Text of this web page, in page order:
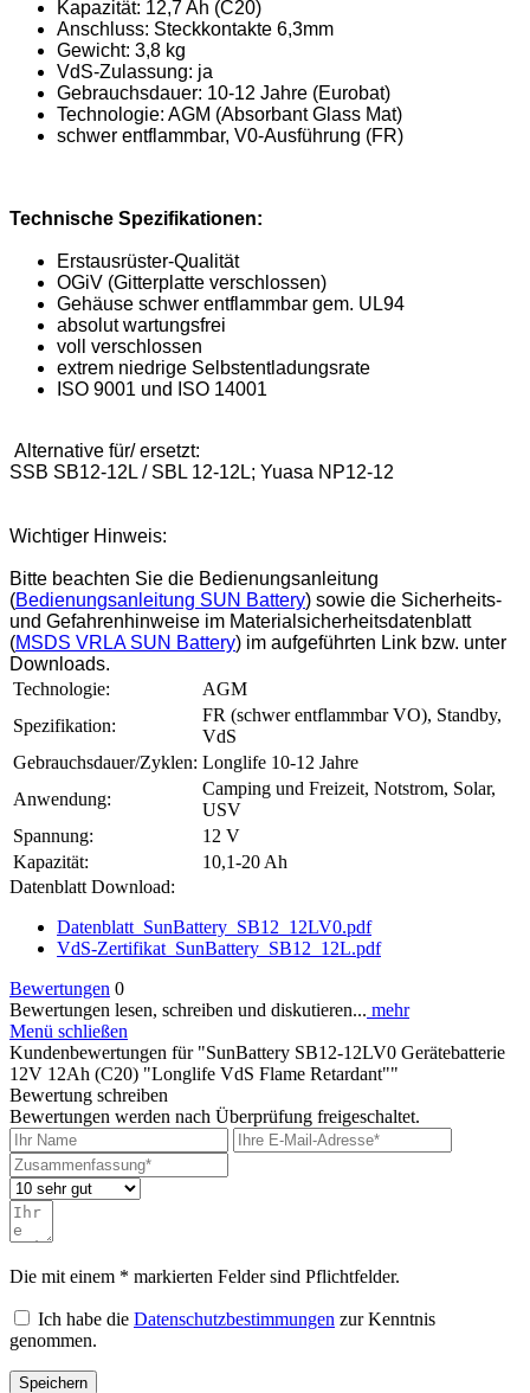
Kapazität: 12,7 Ah (C20)
Anschluss: Steckkontakte 6,3mm
Gewicht: 3,8 kg
VdS-Zulassung: ja
Gebrauchsdauer: 10-12 Jahre (Eurobat)
Technologie: AGM (Absorbant Glass Mat)
schwer entflammbar, V0-Ausführung (FR)
Technische Spezifikationen:
Erstausrüster-Qualität
OGiV (Gitterplatte verschlossen)
Gehäuse schwer entflammbar gem. UL94
absolut wartungsfrei
voll verschlossen
extrem niedrige Selbstentladungsrate
ISO 9001 und ISO 14001
Alternative für/ ersetzt:
SSB SB12-12L / SBL 12-12L; Yuasa NP12-12
Wichtiger Hinweis:
Bitte beachten Sie die Bedienungsanleitung
(Bedienungsanleitung SUN Battery) sowie die Sicherheits-
und Gefahrenhinweise im Materialsicherheitsdatenblatt
(MSDS VRLA SUN Battery) im aufgeführten Link bzw. unter
Downloads.
Technologie:
AGM
Spezifikation:
FR (schwer entflammbar VO), Standby,
VdS
Gebrauchsdauer/Zyklen: Longlife 10-12 Jahre
Anwendung:
Camping und Freizeit, Notstrom, Solar,
USV
Spannung:
12 V
Kapazität:
10,1-20 Ah
Datenblatt Download:
Datenblatt_SunBattery_SB12_12LV0.pdf
VdS-Zertifikat_SunBattery_SB12_12L.pdf
Bewertungen 0
Bewertungen lesen, schreiben und diskutieren... mehr
Menü schließen
Kundenbewertungen für "SunBattery SB12-12LV0 Gerätebatterie
12V 12Ah (C20) "Longlife VdS Flame Retardant""
Bewertung schreiben
Bewertungen werden nach Überprüfung freigeschaltet.
Die mit einem * markierten Felder sind Pflichtfelder.
Ich habe die Datenschutzbestimmungen zur Kenntnis
genommen.
Speichern